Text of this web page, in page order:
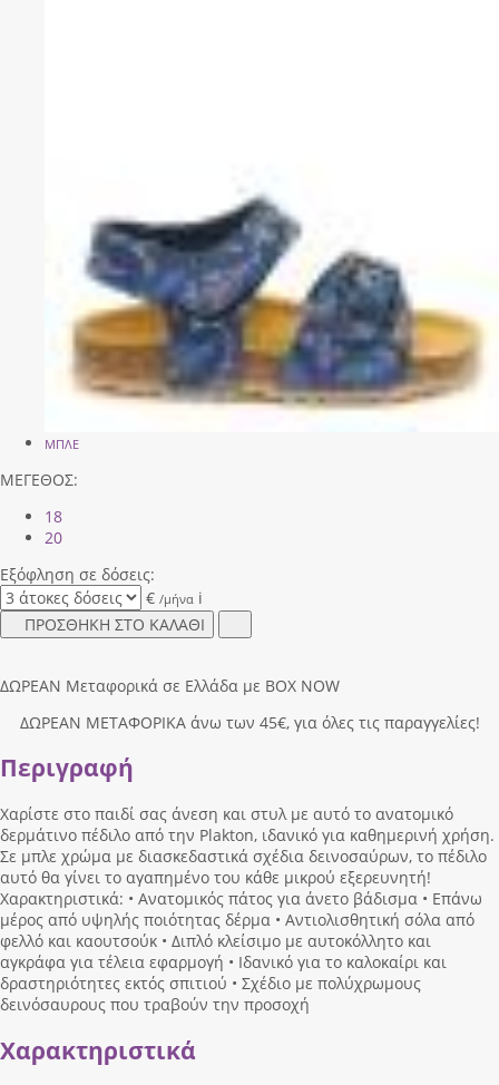
ΜΠΛΕ
ΜΕΓΕΘΟΣ:
18
20
Εξόφληση σε δόσεις:
€ /μήνα i
ΠΡΟΣΘΗΚΗ ΣΤΟ ΚΑΛΑΘΙ
ΔΩΡΕΑΝ Μεταφορικά σε Ελλάδα με BOX NOW
ΔΩΡΕΑΝ ΜΕΤΑΦΟΡΙΚΑ άνω των 45€, για όλες τις παραγγελίες!
Περιγραφή
Χαρίστε στο παιδί σας άνεση και στυλ με αυτό το ανατομικό
δερμάτινο πέδιλο από την Plakton, ιδανικό για καθημερινή χρήση.
Σε μπλε χρώμα με διασκεδαστικά σχέδια δεινοσαύρων, το πέδιλο
αυτό θα γίνει το αγαπημένο του κάθε μικρού εξερευνητή!
Χαρακτηριστικά: • Ανατομικός πάτος για άνετο βάδισμα • Επάνω
μέρος από υψηλής ποιότητας δέρμα • Αντιολισθητική σόλα από
φελλό και καουτσούκ • Διπλό κλείσιμο με αυτοκόλλητο και
αγκράφα για τέλεια εφαρμογή • Ιδανικό για το καλοκαίρι και
δραστηριότητες εκτός σπιτιού • Σχέδιο με πολύχρωμους
δεινόσαυρους που τραβούν την προσοχή
Χαρακτηριστικά